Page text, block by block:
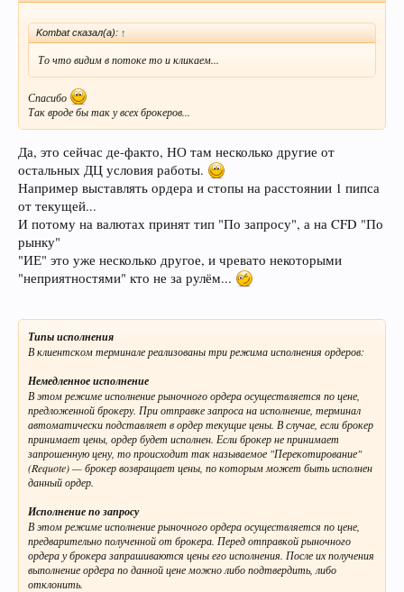
Kombat сказал(а): ↑
То что видим в потоке то и кликаем...
Спасибо
Так вроде бы так у всех брокеров...
Да, это сейчас де-факто, НО там несколько другие от
остальных ДЦ условия работы.
Например выставлять ордера и стопы на расстоянии 1 пипса
от текущей...
И потому на валютах принят тип "По запросу", а на CFD "По
рынку"
"ИЕ" это уже несколько другое, и чревато некоторыми
"неприятностями" кто не за рулём...
Типы исполнения
В клиентском терминале реализованы три режима исполнения ордеров:
Немедленное исполнение
В этом режиме исполнение рыночного ордера осуществляется по цене,
предложенной брокеру. При отправке запроса на исполнение, терминал
автоматически подставляет в ордер текущие цены. В случае, если брокер
принимает цены, ордер будет исполнен. Если брокер не принимает
запрошенную цену, то происходит так называемое "Перекотирование"
(Requote) — брокер возвращает цены, по которым может быть исполнен
данный ордер.
Исполнение по запросу
В этом режиме исполнение рыночного ордера осуществляется по цене,
предварительно полученной от брокера. Перед отправкой рыночного
ордера у брокера запрашиваются цены его исполнения. После их получения
выполнение ордера по данной цене можно либо подтвердить, либо
отклонить.